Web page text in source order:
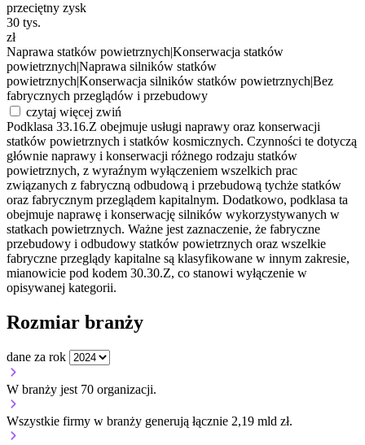
przeciętny zysk
30 tys.
zł
Naprawa statków powietrznychKonserwacja statków
powietrznychNaprawa silników statków
powietrznychKonserwacja silników statków powietrznychBez
fabrycznych przeglądów i przebudowy
czytaj więcej zwiń
Podklasa 33.16.Z obejmuje usługi naprawy oraz konserwacji
statków powietrznych i statków kosmicznych. Czynności te dotyczą
głównie naprawy i konserwacji różnego rodzaju statków
powietrznych, z wyraźnym wyłączeniem wszelkich prac
związanych z fabryczną odbudową i przebudową tychże statków
oraz fabrycznym przeglądem kapitalnym. Dodatkowo, podklasa ta
obejmuje naprawę i konserwację silników wykorzystywanych w
statkach powietrznych. Ważne jest zaznaczenie, że fabryczne
przebudowy i odbudowy statków powietrznych oraz wszelkie
fabryczne przeglądy kapitalne są klasyfikowane w innym zakresie,
mianowicie pod kodem 30.30.Z, co stanowi wyłączenie w
opisywanej kategorii.
Rozmiar branży
dane za rok
W branży jest 70 organizacji.
Wszystkie firmy w branży generują łącznie 2,19 mld zł.